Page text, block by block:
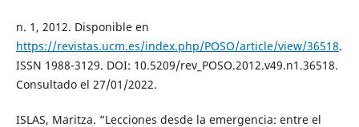
n. 1, 2012. Disponible en
https://revistas.ucm.es/index.php/POSO/article/view/36518.
ISSN 1988-3129. DOI: 10.5209/rev_POSO.2012.v49.n1.36518.
Consultado el 27/01/2022.
ISLAS, Maritza. “Lecciones desde la emergencia: entre el